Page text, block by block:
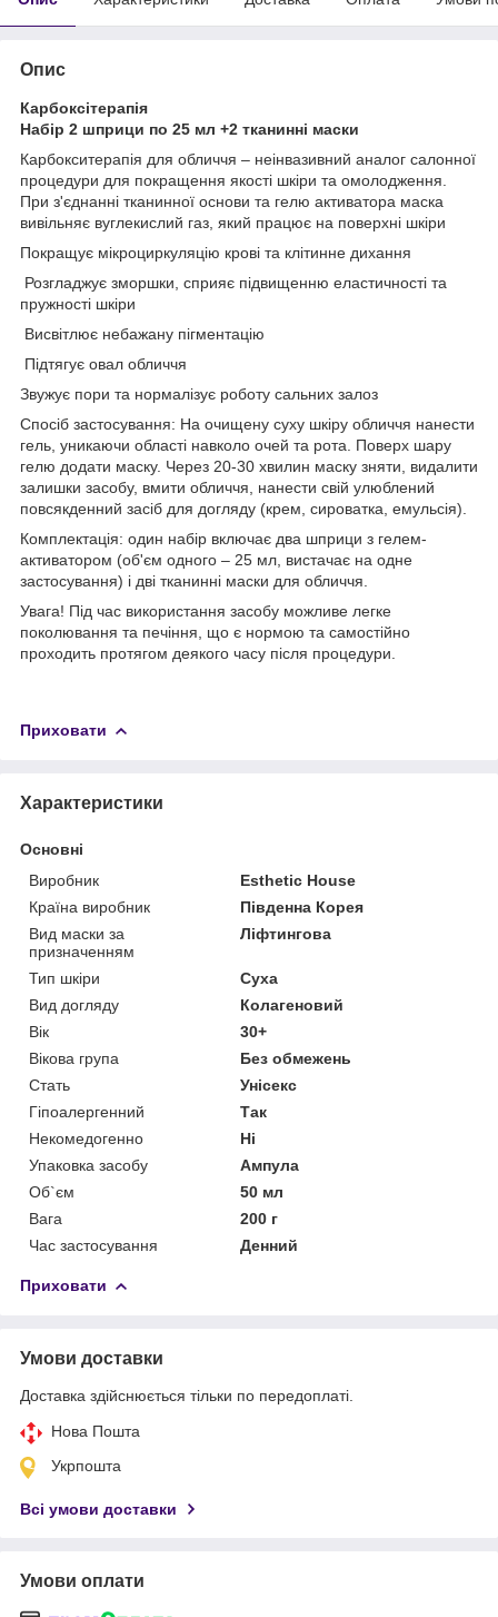
Опис
Карбоксітерапія
Набір 2 шприци по 25 мл +2 тканинні маски
Карбокситерапія для обличчя – неінвазивний аналог салонної
процедури для покращення якості шкіри та омолодження.
При з'єднанні тканинної основи та гелю активатора маска
вивільняє вуглекислий газ, який працює на поверхні шкіри
Покращує мікроциркуляцію крові та клітинне дихання
Розгладжує зморшки, сприяє підвищенню еластичності та
пружності шкіри
Висвітлює небажану пігментацію
Підтягує овал обличчя
Звужує пори та нормалізує роботу сальних залоз
Спосіб застосування: На очищену суху шкіру обличчя нанести
гель, уникаючи області навколо очей та рота. Поверх шару
гелю додати маску. Через 20-30 хвилин маску зняти, видалити
залишки засобу, вмити обличчя, нанести свій улюблений
повсякденний засіб для догляду (крем, сироватка, емульсія).
Комплектація: один набір включає два шприци з гелем-
активатором (об'єм одного – 25 мл, вистачає на одне
застосування) і дві тканинні маски для обличчя.
Увага! Під час використання засобу можливе легке
поколювання та печіння, що є нормою та самостійно
проходить протягом деякого часу після процедури.
Приховати
Характеристики
Основні
Виробник
Esthetic House
Країна виробник
Південна Корея
Вид маски за
призначенням
Ліфтингова
Тип шкіри
Суха
Вид догляду
Колагеновий
Вік
30+
Вікова група
Без обмежень
Стать
Унісекс
Гіпоалергенний
Так
Некомедогенно
Ні
Упаковка засобу
Ампула
Об`єм
50 мл
Вага
200 г
Час застосування
Денний
Приховати
Умови доставки
Доставка здійснюється тільки по передоплаті.
Нова Пошта
Укрпошта
Всі умови доставки
Умови оплати